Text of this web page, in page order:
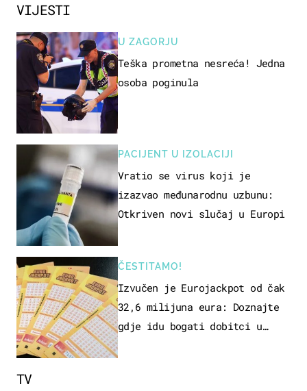
VIJESTI
U ZAGORJU
Teška prometna nesreća! Jedna
osoba poginula
PACIJENT U IZOLACIJI
Vratio se virus koji je
izazvao međunarodnu uzbunu:
Otkriven novi slučaj u Europi
ČESTITAMO!
Izvučen je Eurojackpot od čak
32,6 milijuna eura: Doznajte
gdje idu bogati dobitci u
TV